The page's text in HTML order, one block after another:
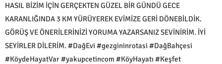
HASIL BİZİM İÇİN GERÇEKTEN GÜZEL BİR GÜNDÜ GECE
KARANLIĞINDA 3 KM YÜRÜYEREK EVİMİZE GERİ DÖNEBİLDİK.
GÖRÜŞ VE ÖNERİLERİNİZİ YORUMA YAZARSANIZ SEVİNİRİM. İYİ
SEYİRLER DİLERİM. #DağEvi #gezgininrotasi #DağBahçesi
#KöydeHayatVar #yakupcetincom #KöyHayatı #Keşfet